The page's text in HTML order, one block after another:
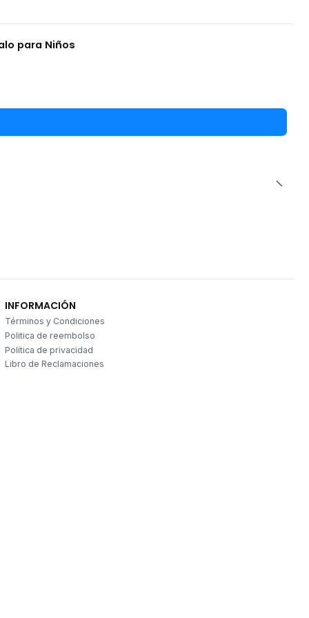
para Niños
INFORMACIÓN
Términos y Condiciones
Politica de reembolso
Política de privacidad
Libro de Reclamaciones